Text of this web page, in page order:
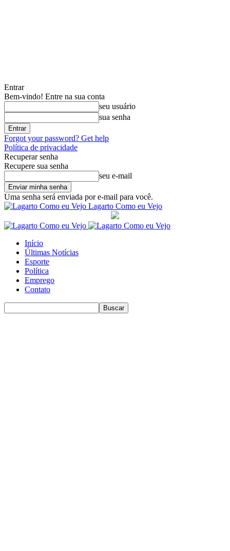
Entrar
Bem-vindo! Entre na sua conta
seu usuário
sua senha
Forgot your password? Get help
Política de privacidade
Recuperar senha
Recupere sua senha
seu e-mail
Uma senha será enviada por e-mail para você.
Lagarto Como eu Vejo
Início
Últimas Notícias
Esporte
Política
Emprego
Contato